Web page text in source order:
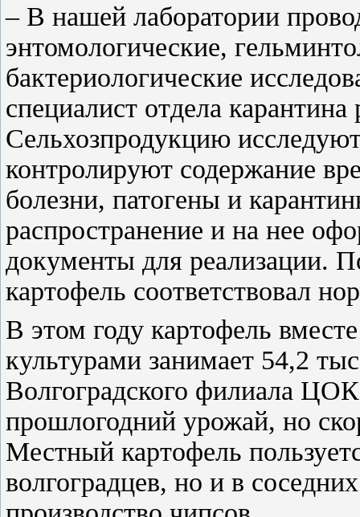
– В нашей лаборатории
энтомологические,
бактериологические
специалист отдела
Сельхозпродукцию
контролируют содержание
болезни, патогены и
распространение и на нее
документы для реализации.
картофель соответствовал
В этом году картофель
культурами занимает 54,2
Волгоградского филиала
прошлогодний урожай, но
Местный картофель
волгоградцев, но и в